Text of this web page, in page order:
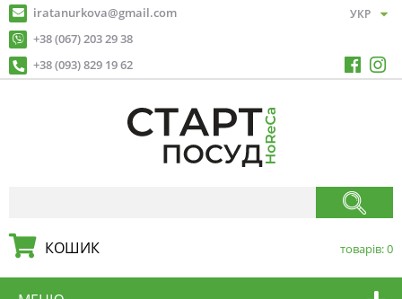
iratanurkova@gmail.com
+38 (067) 203 29 38
+38 (093) 829 19 62
КОШИК товарів:0